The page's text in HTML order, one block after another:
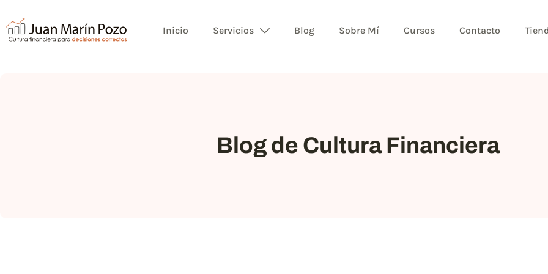
Inicio Servicios Blog Sobre Mí Cursos Contacto
Blog de Cultura Financiera